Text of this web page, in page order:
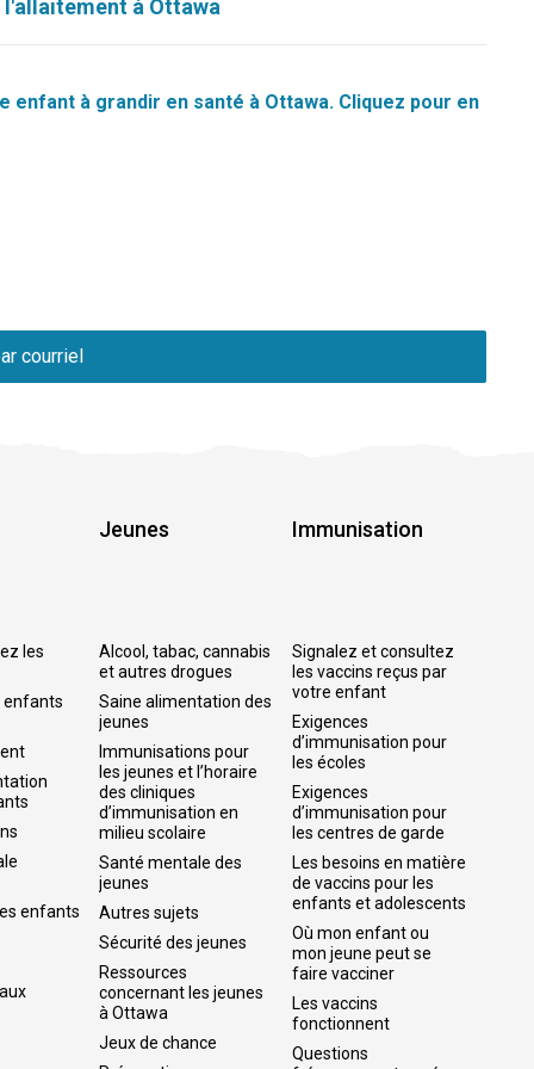
à Ottawa
à grandir en santé à Ottawa. Cliquez pour en
courriel
les
enfants
enfants
Jeunes
Alcool, tabac, cannabis
et autres drogues
Saine alimentation des
jeunes
Immunisations pour
les jeunes et l’horaire
des cliniques
d’immunisation en
milieu scolaire
Santé mentale des
jeunes
Autres sujets
Sécurité des jeunes
Ressources
concernant les jeunes
à Ottawa
Jeux de chance
Immunisation
Signalez et consultez
les vaccins reçus par
votre enfant
Exigences
d’immunisation pour
les écoles
Exigences
d’immunisation pour
les centres de garde
Les besoins en matière
de vaccins pour les
enfants et adolescents
Où mon enfant ou
mon jeune peut se
faire vacciner
Les vaccins
fonctionnent
Questions